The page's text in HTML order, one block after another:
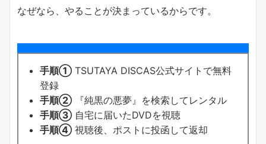
なぜなら、やることが決まっているからです。
手順① TSUTAYA DISCAS公式サイトで無料
登録
手順② 『純黒の悪夢』を検索してレンタル
手順③ 自宅に届いたDVDを視聴
手順④ 視聴後、ポストに投函して返却